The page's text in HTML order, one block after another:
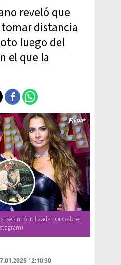
reveló que
distancia
luego del
el que la
se sintió utilizada por Gabriel
12:10:30